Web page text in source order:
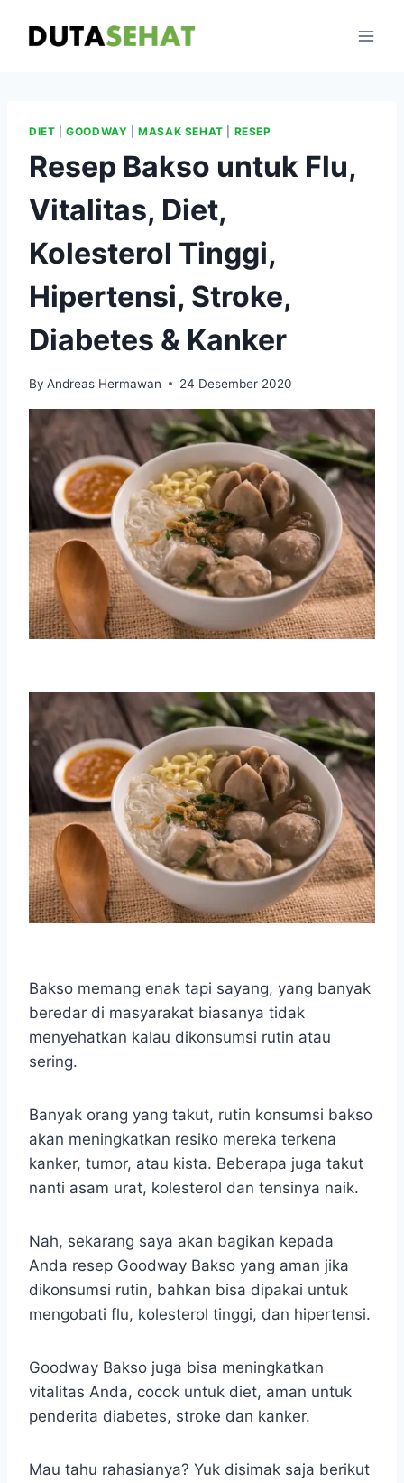
DIET |GOODWAY |MASAK SEHAT RESEP
Resep Bakso untuk Flu,
Vitalitas, Diet,
Kolesterol Tinggi,
Hipertensi, Stroke,
Diabetes & Kanker
By Andreas Hermawan 24 Desember 2020
Bakso memang enak tapi sayang, yang banyak
beredar di masyarakat biasanya tidak
menyehatkan kalau dikonsumsi rutin atau
sering.
Banyak orang yang takut, rutin konsumsi bakso
akan meningkatkan resiko mereka terkena
kanker, tumor, atau kista. Beberapa juga takut
nanti asam urat, kolesterol dan tensinya naik.
Nah, sekarang saya akan bagikan kepada
Anda resep Goodway Bakso yang aman jika
dikonsumsi rutin, bahkan bisa dipakai untuk
mengobati flu, kolesterol tinggi, dan hipertensi.
Goodway Bakso juga bisa meningkatkan
vitalitas Anda, cocok untuk diet, aman untuk
penderita diabetes, stroke dan kanker.
Mau tahu rahasianya? Yuk disimak saja berikut